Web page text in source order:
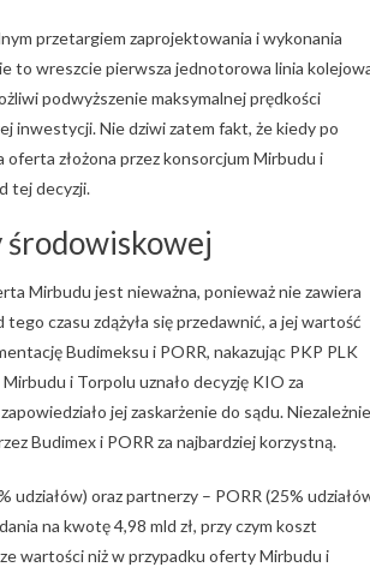
przetargiem zaprojektowania i wykonania
to wreszcie pierwsza jednotorowa linia
podwyższenie maksymalnej prędkości
inwestycji. Nie dziwi zatem fakt, że kiedy po
złożona przez konsorcjum Mirbudu i
tej decyzji.
środowiskowej
Mirbudu jest nieważna, ponieważ nie zawiera
czasu zdążyła się przedawnić, a jej wartość
Budimeksu i PORR, nakazując PKP PLK
i Torpolu uznało decyzję KIO za
jej zaskarżenie do sądu. Niezależnie
Budimex i PORR za najbardziej korzystną.
udziałów) oraz partnerzy – PORR (25%
na kwotę 4,98 mld zł, przy czym koszt
wartości niż w przypadku oferty Mirbudu i